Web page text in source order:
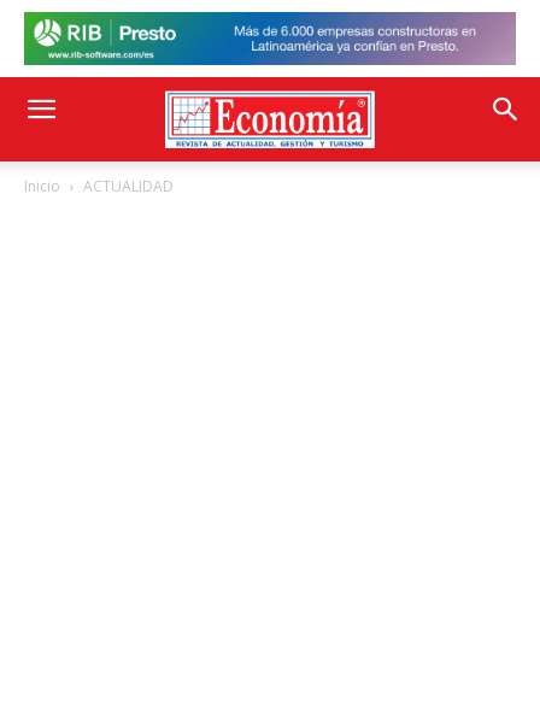
Inicio ACTUALIDAD